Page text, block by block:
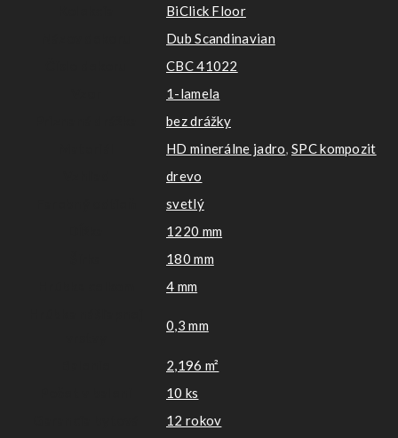
BiClick Floor
Dub Scandinavian
CBC 41022
1-lamela
bez drážky
HD minerálne jadro,SPC kompozit
drevo
svetlý
1220 mm
180 mm
4 mm
0,3 mm
2,196 m²
10 ks
12 rokov